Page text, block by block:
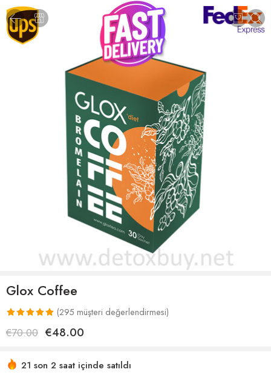
Glox Coffee
276
müşteri
üzerinden
(295 müşteri değerlendirmesi)
€70.00 €48.00
21 son 2 saat içinde satıldı